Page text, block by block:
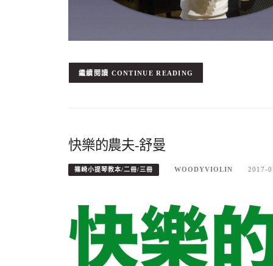
CONTINUE READING
快樂的農夫-舒曼
篠崎小提琴教本/二冊/三冊 WOODYVIOLIN 2017-